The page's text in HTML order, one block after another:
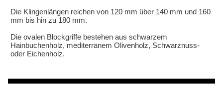
Die Klingenlängen reichen von 120 mm über 140 mm und 160
mm bis hin zu 180 mm.
Die ovalen Blockgriffe bestehen aus schwarzem
Hainbuchenholz, mediterranem Olivenholz, Schwarznuss-
oder Eichenholz.